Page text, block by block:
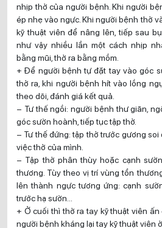
nhịp thở của người bệnh. Khi người
ép nhẹ vào ngực. Khi người bệnh thở
kỹ thuật viên để nâng lên, tiếp sau
như vậy nhiều lần một cách nhịp
bằng mũi, thở ra bằng mồm.
+ Để người bệnh tự đặt tay vào góc
thở ra, khi người bệnh hít vào lồng
theo dõi, đánh giá kết quả.
– Tư thế ngồi: người bệnh thư giãn,
góc sườn hoành, tiếp tục tập thở.
– Tư thế đứng: tập thở trước gương
việc thở của mình.
– Tập thở phân thùy hoặc cạnh
thương. Tùy theo vị trí vùng tổn
lên thành ngực tương ứng: cạnh
trước hạ sườn…
+ Ở cuối thì thở ra tay kỹ thuật viên
người bệnh kháng lại tay kỹ thuật viên